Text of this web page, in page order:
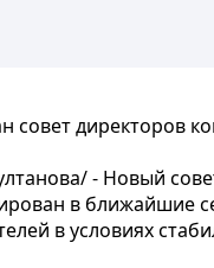
директоров
- Новый
в ближайшие
в условиях